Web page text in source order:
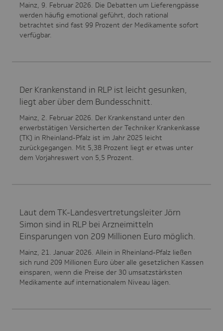
Mainz, 9. Februar 2026. Die Debatten um Lieferengpässe
werden häufig emotional geführt, doch rational
betrachtet sind fast 99 Prozent der Medikamente sofort
verfügbar.
Der Krankenstand in RLP ist leicht gesunken,
liegt aber über dem Bundesschnitt.
Mainz, 2. Februar 2026. Der Krankenstand unter den
erwerbstätigen Versicherten der Techniker Krankenkasse
(TK) in Rheinland-Pfalz ist im Jahr 2025 leicht
zurückgegangen. Mit 5,38 Prozent liegt er etwas unter
dem Vorjahreswert von 5,5 Prozent.
Laut dem TK-Landesvertretungsleiter Jörn
Simon sind in RLP bei Arzneimitteln
Einsparungen von 209 Millionen Euro möglich.
Mainz, 21. Januar 2026. Allein in Rheinland-Pfalz ließen
sich rund 209 Millionen Euro über alle gesetzlichen Kassen
einsparen, wenn die Preise der 30 umsatzstärksten
Medikamente auf internationalem Niveau lägen.